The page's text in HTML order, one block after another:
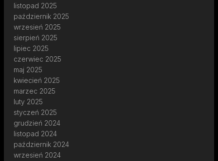
listopad 2025
październik 2025
wrzesień 2025
sierpień 2025
lipiec 2025
czerwiec 2025
maj 2025
kwiecień 2025
marzec 2025
luty 2025
styczeń 2025
grudzień 2024
listopad 2024
październik 2024
wrzesień 2024